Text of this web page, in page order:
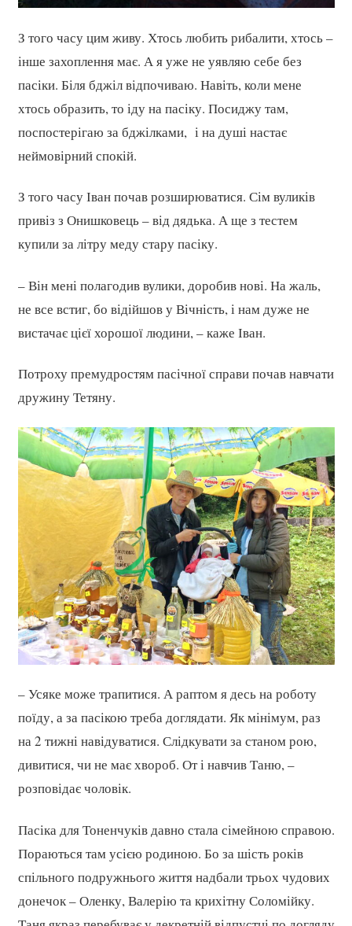
З того часу цим живу. Хтось любить рибалити, хтось –
інше захоплення має. А я уже не уявляю себе без
пасіки. Біля бджіл відпочиваю. Навіть, коли мене
хтось образить, то іду на пасіку. Посиджу там,
поспостерігаю за бджілками, і на душі настає
неймовірний спокій.
З того часу Іван почав розширюватися. Сім вуликів
привіз з Онишковець – від дядька. А ще з тестем
купили за літру меду стару пасіку.
– Він мені полагодив вулики, доробив нові. На жаль,
не все встиг, бо відійшов у Вічність, і нам дуже не
вистачає цієї хорошої людини, – каже Іван.
Потроху премудростям пасічної справи почав навчати
дружину Тетяну.
– Усяке може трапитися. А раптом я десь на роботу
поїду, а за пасікою треба доглядати. Як мінімум, раз
на 2 тижні навідуватися. Слідкувати за станом рою,
дивитися, чи не має хвороб. От і навчив Таню, –
розповідає чоловік.
Пасіка для Тоненчуків давно стала сімейною справою.
Пораються там усією родиною. Бо за шість років
спільного подружнього життя надбали трьох чудових
донечок – Оленку, Валерію та крихітну Соломійку.